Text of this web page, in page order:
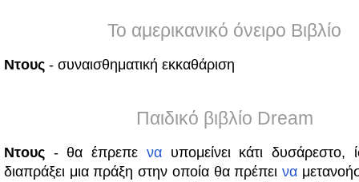
Το αμερικανικό όνειρο Βιβλίο
Ντους - συναισθηματική εκκαθάριση
Παιδικό βιβλίο Dream
Ντους - θα έπρεπε ναυπομείνει κάτι δυσάρεστο,
διαπράξει μια πράξη στην οποία θα πρέπει να